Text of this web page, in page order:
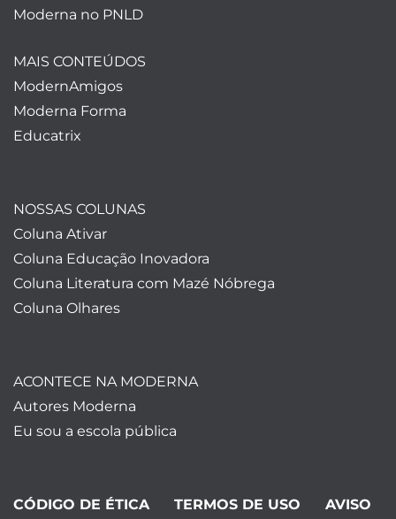
Moderna no PNLD
MAIS CONTEÚDOS
ModernAmigos
Moderna Forma
Educatrix
NOSSAS COLUNAS
Coluna Ativar
Coluna Educação Inovadora
Coluna Literatura com Mazé Nóbrega
Coluna Olhares
ACONTECE NA MODERNA
Autores Moderna
Eu sou a escola pública
CÓDIGO DE ÉTICA TERMOS DE USO AVISO